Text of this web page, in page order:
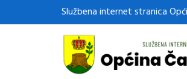
Službena internet stranica